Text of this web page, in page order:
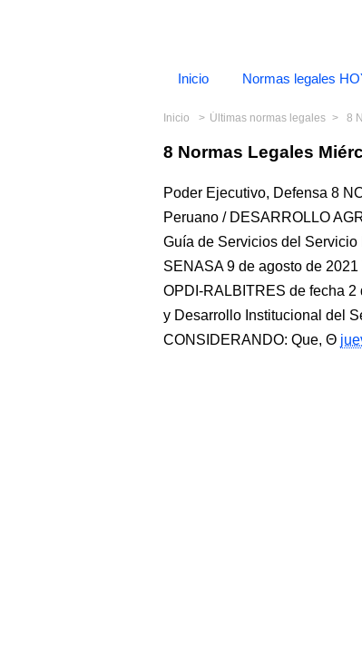
Inicio Normas legales
Inicio Últimas normas legales 8
8 Normas Legales
Poder Ejecutivo, Defensa 8
Peruano / DESARROLLO
Guía de Servicios del
SENASA 9 de agosto de
OPDI-RALBITRES de fecha
y Desarrollo Institucional del
CONSIDERANDO: Que,